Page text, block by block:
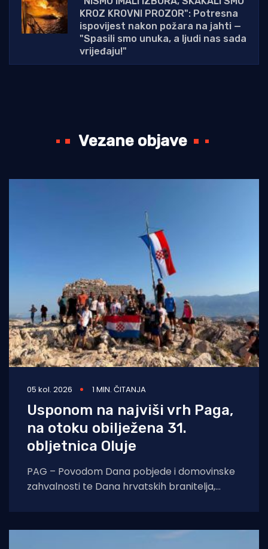
KROZ KROVNI PROZOR": Potresna
ispovijest nakon požara na jahti —
"Spasili smo unuka, a ljudi nas sada
vrijeđaju!"
Vezane objave
05 kol. 2026 1 MIN. ČITANJA
Usponom na najviši vrh Paga,
na otoku obilježena 31.
obljetnica Oluje
PAG – Povodom Dana pobjede i domovinske
zahvalnosti te Dana hrvatskih branitelja,